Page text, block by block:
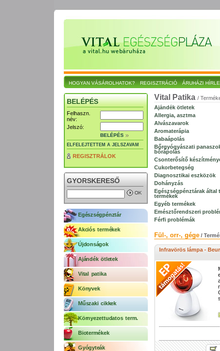
HOGYAN VÁSÁROLHATOK? REGISZTRÁCIÓ ÁRUHÁZI
BELÉPÉS
Felhaszn.
név:
Jelszó:
BELÉPÉS
ELFELEJTETTEM A JELSZAVAM
REGISZTRÁLOK
GYORSKERESŐ
Egészségpénztár
Akciós termékek
Újdonságok
Ajándék ötletek
Vital patika
Könyvek
Műszaki cikkek
Környezettudatos term.
Biotermékek
Gyógyteák
Vital Patika /
Ajándék ötletek
Allergia, asztma
Alvászavarok
Aromaterápia
Babaápolás
Bőrgyógyászati
bőrápolás
Csonterősítő
Cukorbetegség
Diagnosztikai eszközök
Dohányzás
Egészségpénztárak által
termékek
Egyéb termékek
Emésztőrendszeri
Férfi problémák
Fül-, orr-, gége /
Infravörös lámpa -